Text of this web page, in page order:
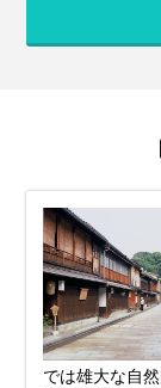
では雄大な自